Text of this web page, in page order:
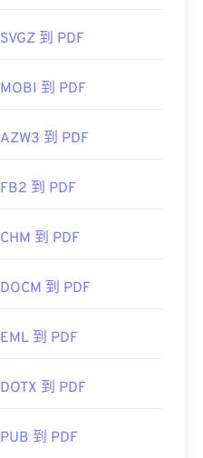
SVGZ 到 PDF
MOBI 到 PDF
AZW3 到 PDF
FB2 到 PDF
CHM 到 PDF
DOCM 到 PDF
EML 到 PDF
DOTX 到 PDF
PUB 到 PDF